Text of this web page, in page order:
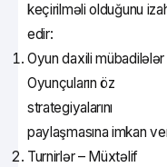
keçirilməli olduğunu
edir:
Oyun daxili mübadilələr
Oyunçuların öz
strategiyalarını
paylaşmasına imkan
Turnirlər – Müxtəlif